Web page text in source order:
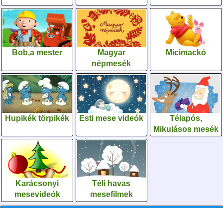
Bob,a mester
Magyar
népmesék
Micimackó
Hupikék törpikék Esti mese videók
Télapós,
Mikulásos mesék
Karácsonyi
mesevideók
Téli havas
mesefilmek